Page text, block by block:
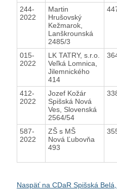
244-
2022
Martin
Hrušovský
Kežmarok,
Lanškrounská
2485/3
015-
2022
LK TATRY, s.r.o.
Veľká Lomnica,
Jilemnického
414
412-
2022
Jozef Kožár
Spišská Nová
Ves, Slovenská
2564/54
587-
2022
ZŠ s MŠ
Nová Ľubovňa
493
Naspäť na CDaR Spišská